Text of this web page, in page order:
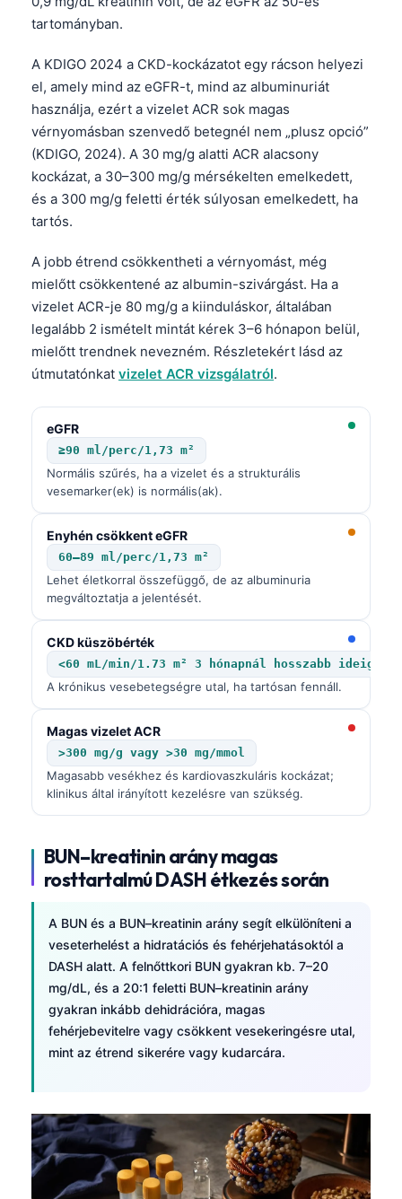
tartományban.
A KDIGO 2024 a CKD-kockázatot egy rácson helyezi
el, amely mind az eGFR-t, mind az albuminuriát
használja, ezért a vizelet ACR sok magas
vérnyomásban szenvedő betegnél nem „plusz opció”
(KDIGO, 2024). A 30 mg/g alatti ACR alacsony
kockázat, a 30–300 mg/g mérsékelten emelkedett,
és a 300 mg/g feletti érték súlyosan emelkedett, ha
tartós.
A jobb étrend csökkentheti a vérnyomást, még
mielőtt csökkentené az albumin-szivárgást. Ha a
vizelet ACR-je 80 mg/g a kiinduláskor, általában
legalább 2 ismételt mintát kérek 3–6 hónapon belül,
mielőtt trendnek nevezném. Részletekért lásd az
útmutatónkat vizelet ACR vizsgálatról.
eGFR
≥90 ml/perc/1,73 m²
Normális szűrés, ha a vizelet és a strukturális
vesemarker(ek) is normális(ak).
Enyhén csökkent eGFR
60–89 ml/perc/1,73 m²
Lehet életkorral összefüggő, de az albuminuria
megváltoztatja a jelentését.
CKD küszöbérték
<60 mL/min/1.73 m² 3 hónapnál hosszabb ideig
A krónikus vesebetegségre utal, ha tartósan fennáll.
Magas vizelet ACR
>300 mg/g vagy >30 mg/mmol
Magasabb vesékhez és kardiovaszkuláris kockázat;
klinikus által irányított kezelésre van szükség.
BUN–kreatinin arány magas
rosttartalmú DASH étkezés során
A BUN és a BUN–kreatinin arány segít elkülöníteni a
veseterhelést a hidratációs és fehérjehatásoktól a
DASH alatt. A felnőttkori BUN gyakran kb. 7–20
mg/dL, és a 20:1 feletti BUN–kreatinin arány
gyakran inkább dehidrációra, magas
fehérjebevitelre vagy csökkent vesekeringésre utal,
mint az étrend sikerére vagy kudarcára.
ភាសាខ្មែរ
Kiswahili
አማርኛ
O‘zbekcha
Català
Қазақ тілі
Suomi
Hrvatski
كوردی‎
پښتو
සිංහල
অসমীয়া
Galego
Latviešu valoda
Македонски јазик
Euskara
Gàidhlig
Occitan
العربية المغربية
Afrikaans
Монгол
ພາສາລາວ
Basa Jawa
Cebuano
ئۇيغۇرچە
Кыргызча
Татар теле
Беларуская мова
Esperanto
Frysk
Ślōnskŏ gŏdka
Norsk bokmål